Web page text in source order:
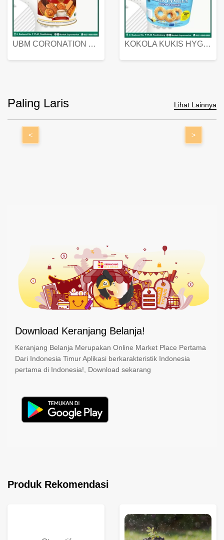
UBM CORONATION ASSORTED BISKUIT KALENG 450 GRAM KOKOLA KUKIS HYGIENIC MILK VANILLA PACK 320 GR
Paling Laris Lihat Lainnya
< >
Download Keranjang Belanja!
Keranjang Belanja Merupakan Online Market Place Pertama
Dari Indonesia Timur Aplikasi berkarakteristik Indonesia
pertama di Indonesia!, Download sekarang
Produk Rekomendasi